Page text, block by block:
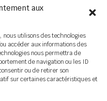
aux
utilisons des technologies
accéder aux informations des
nous permettra de
de navigation ou les ID
ou de retirer son
sur certaines caractéristiques et